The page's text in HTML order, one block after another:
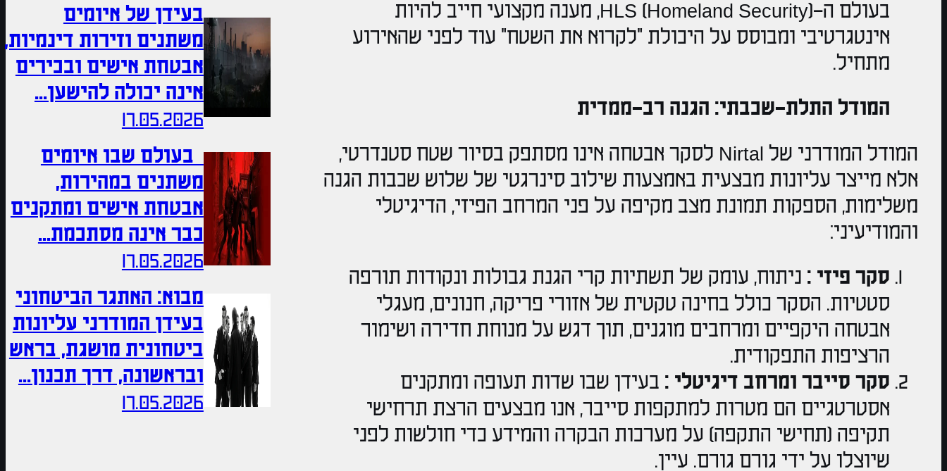
בעולם ה-HLS (Homeland Security), מענה מקצועי חייב להיות
אינטגרטיבי ומבוסס על היכולת "לקרוא את השטח" עוד לפני שהאירוע
מתחיל.
המודל התלת-שכבתי: הגנה רב-ממדית
המודל המודרני של Nirtal לסקר אבטחה אינו מסתפק בסיור שטח סטנדרטי,
אלא מייצר עליונות מבצעית באמצעות שילוב סינרגטי של שלוש שכבות הגנה
משלימות, הספקות תמונת מצב מקיפה על פני המרחב הפיזי, הדיגיטלי
והמודיעיני:
סקר פיזי : ניתוח, עומק של תשתיות קרי הגנת גבולות ונקודות תורפה
סטטיות. הסקר כולל בחינה טקטית של אזורי פריקה, חנונים, מעגלי
אבטחה היקפיים ומרחבים מוגנים, תוך דגש על מנוחת חדירה ושימור
הרציפות התפקודית.
סקר סייבר ומרחב דיגיטלי : בעידן שבו שדות תעופה ומתקנים
אסטרטגיים הם מטרות למתקפות סייבר, אנו מבצעים הרצת תרחישי
תקיפה (תחישי התקפה) על מערכות הבקרה והמידע כדי חולשות לפני
שיוצלו על ידי גורם גורם. עיין.
בעידן של איומים
משתנים וזירות דינמיות,
אבטחת אישים ובכירים
אינה יכולה להישען...
17.05.2026
בעולם שבו איומים
משתנים במהירות,
אבטחת אישים ומתקנים
כבר אינה מסתכמת...
17.05.2026
מבוא: האתגר הביטחוני
בעידן המודרני עליונות
ביטחונית מושגת, בראש
ובראשונה, דרך תכנון...
17.05.2026